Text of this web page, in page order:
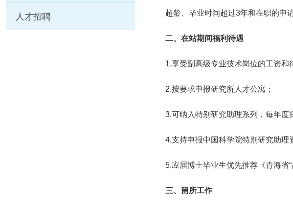
人才招聘 超龄、毕业时间超过3年和在职的申
二、在站期间福利待遇
1.享受副高级专业技术岗位的工资和
2.按要求申报研究所人才公寓；
3.可纳入特别研究助理系列，每年度
4.支持申报中国科学院特别研究助理
5.应届博士毕业生优先推荐《青海省
三、留所工作